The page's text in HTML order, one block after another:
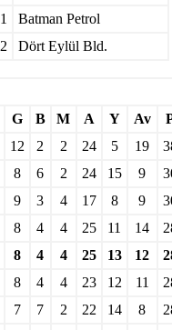
1
Batman Petrol
2 Dört Eylül Bld.
G B M A Y Av
12 2 2 24 5 19
8 6 2 24 15 9
9 3 4 17 8 9
8 4 4 25 11 14
8 4 4 25 13 12
8 4 4 23 12 11
7 7 2 22 14 8